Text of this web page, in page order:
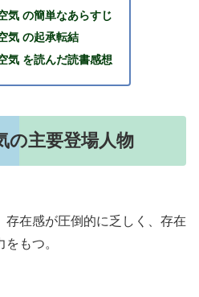
気 の簡単なあらすじ
気 の起承転結
気 を読んだ読書感想
の主要登場人物
存在感が圧倒的に乏しく、存在
もつ。